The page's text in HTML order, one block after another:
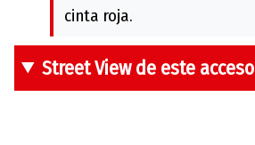
cinta roja.
Street View de este acceso